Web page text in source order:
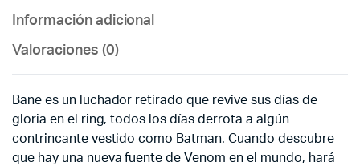
Información adicional
Valoraciones (0)
Bane es un luchador retirado que revive sus días de
gloria en el ring, todos los días derrota a algún
contrincante vestido como Batman. Cuando descubre
que hay una nueva fuente de Venom en el mundo, hará